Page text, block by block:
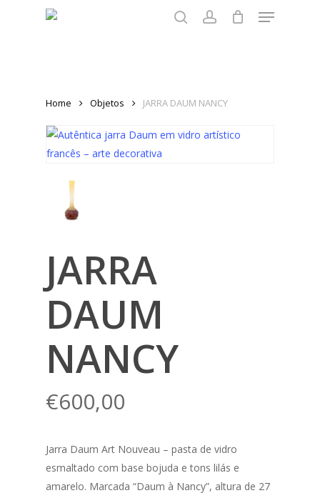
Menu
Home Objetos JARRA DAUM NANCY
JARRA
DAUM
NANCY
€600,00
Jarra Daum Art Nouveau – pasta de vidro
esmaltado com base bojuda e tons lilás e
amarelo. Marcada “Daum à Nancy”, altura de 27